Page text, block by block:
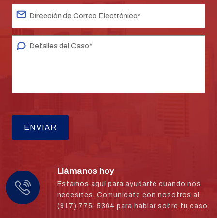
Llámanos hoy
Estamos aquí para ayudarte cuando nos
necesites. Comunícate con nosotros al
(817) 775-5364 para hablar sobre tu caso.